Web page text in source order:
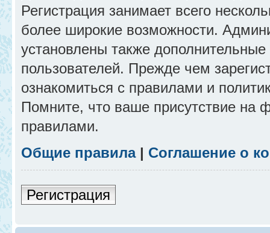
Регистрация занимает всего
более широкие возможности.
установлены также
пользователей. Прежде чем
ознакомиться с правилами и
Помните, что ваше присутствие на
правилами.
Общие правила| Соглашение о
Регистрация